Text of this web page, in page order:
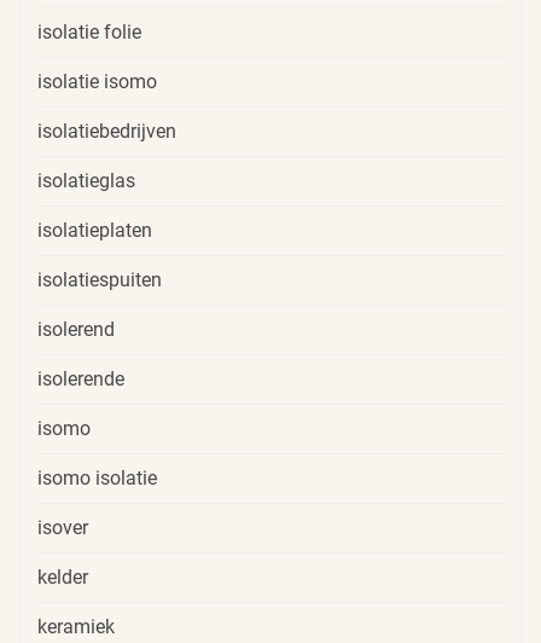
isolatie folie
isolatie isomo
isolatiebedrijven
isolatieglas
isolatieplaten
isolatiespuiten
isolerend
isolerende
isomo
isomo isolatie
isover
kelder
keramiek